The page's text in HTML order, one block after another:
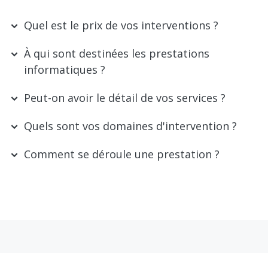
Quel est le prix de vos interventions ?
À qui sont destinées les prestations
informatiques ?
Peut-on avoir le détail de vos services ?
Quels sont vos domaines d'intervention ?
Comment se déroule une prestation ?